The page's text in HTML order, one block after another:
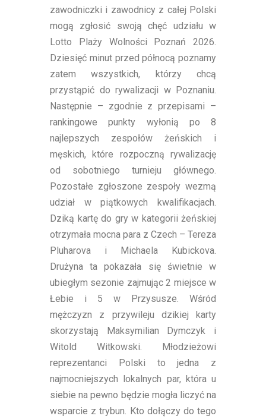
zawodniczki i zawodnicy z całej Polski
mogą zgłosić swoją chęć udziału w
Lotto Plaży Wolności Poznań 2026.
Dziesięć minut przed północą poznamy
zatem wszystkich, którzy chcą
przystąpić do rywalizacji w Poznaniu.
Następnie – zgodnie z przepisami –
rankingowe punkty wyłonią po 8
najlepszych zespołów żeńskich i
męskich, które rozpoczną rywalizację
od sobotniego turnieju głównego.
Pozostałe zgłoszone zespoły wezmą
udział w piątkowych kwalifikacjach.
Dziką kartę do gry w kategorii żeńskiej
otrzymała mocna para z Czech – Tereza
Pluharova i Michaela Kubickova.
Drużyna ta pokazała się świetnie w
ubiegłym sezonie zajmując 2 miejsce w
Łebie i 5 w Przysusze. Wśród
mężczyzn z przywileju dzikiej karty
skorzystają Maksymilian Dymczyk i
Witold Witkowski. Młodzieżowi
reprezentanci Polski to jedna z
najmocniejszych lokalnych par, która u
siebie na pewno będzie mogła liczyć na
wsparcie z trybun. Kto dołączy do tego